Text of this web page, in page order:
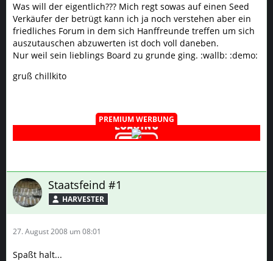
Was will der eigentlich??? Mich regt sowas auf einen Seed
Verkäufer der betrügt kann ich ja noch verstehen aber ein
friedliches Forum in dem sich Hanffreunde treffen um sich
auszutauschen abzuwerten ist doch voll daneben.
Nur weil sein lieblings Board zu grunde ging. :wallb: :demo:
gruß chillkito
PREMIUM WERBUNG
Staatsfeind #1
HARVESTER
27. August 2008 um 08:01
Spaßt halt...